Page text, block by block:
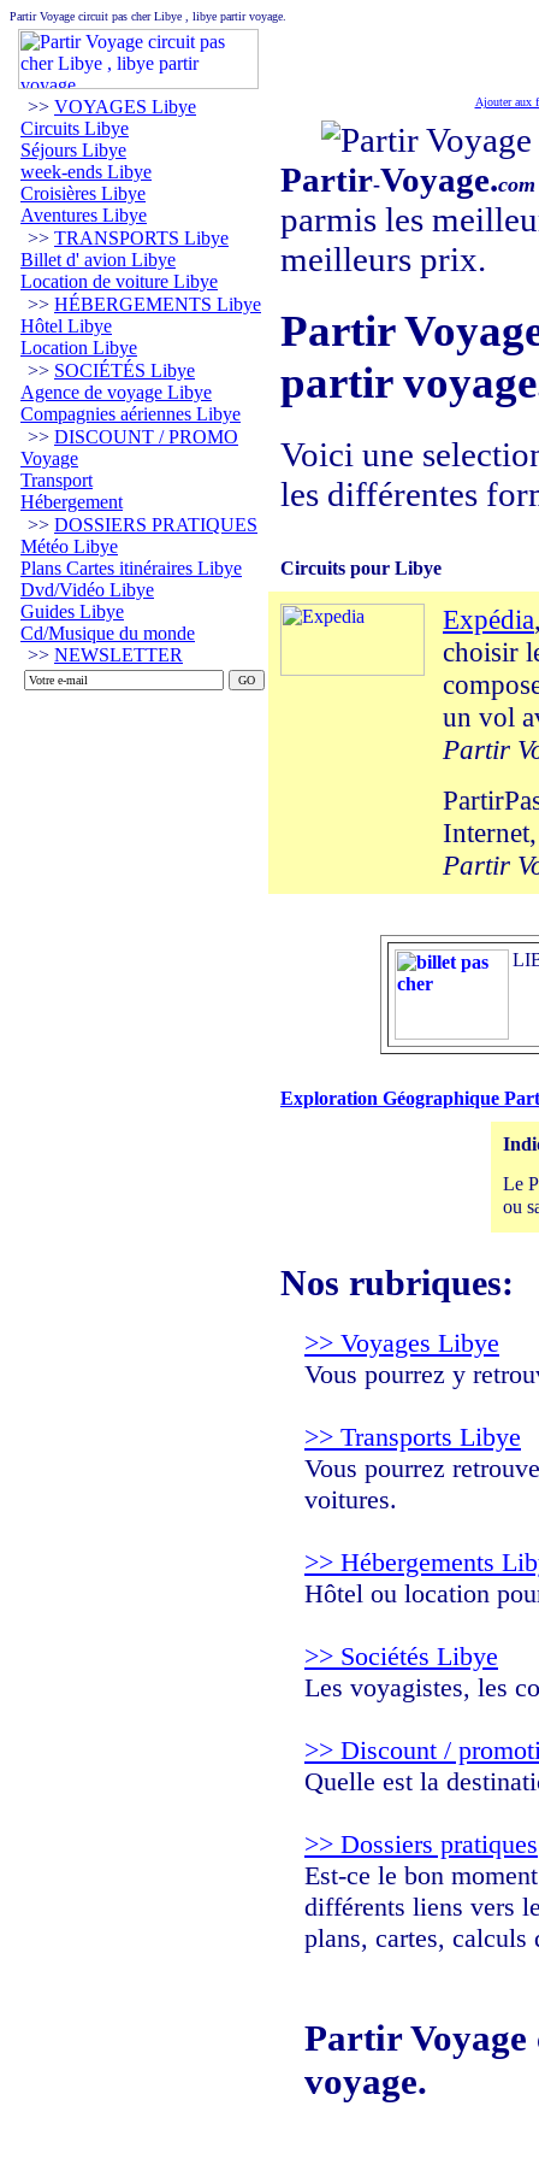
Partir Voyage circuit pas cher Libye , libye partir voyage.
>> VOYAGES Libye
Circuits Libye
Séjours Libye
week-ends Libye
Croisières Libye
Aventures Libye
>> TRANSPORTS Libye
Billet d' avion Libye
Location de voiture Libye
>> HÉBERGEMENTS Libye
Hôtel Libye
Location Libye
>> SOCIÉTÉS Libye
Agence de voyage Libye
Compagnies aériennes Libye
>> DISCOUNT / PROMO
Voyage
Transport
Hébergement
>> DOSSIERS PRATIQUES
Météo Libye
Plans Cartes itinéraires Libye
Dvd/Vidéo Libye
Guides Libye
Cd/Musique du monde
>> NEWSLETTER
Ajouter aux
Partir-Voyage.com
parmis les
meilleurs prix.
Partir
partir
Voici une
les différentes
Circuits pour Libye
Expédia
choisir
un vol
Partir
Partir
Exploration Géographique
Le
ou
Nos rubriques:
>> Voyages Libye
Vous pourrez y
>> Transports Libye
Vous pourrez
voitures.
>> Hébergements
Hôtel ou location
>> Sociétés Libye
Les voyagistes, les
>> Discount /
Quelle est la
>> Dossiers pratiques
Est-ce le bon
différents liens vers
plans, cartes,
Partir
voyage.